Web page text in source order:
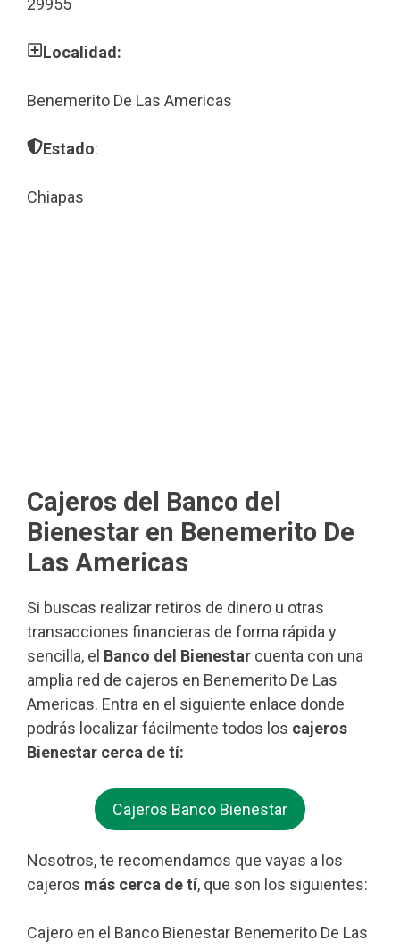
29955
Localidad:
Benemerito De Las Americas
Estado:
Chiapas
Cajeros del Banco del
Bienestar en Benemerito De
Las Americas
Si buscas realizar retiros de dinero u otras
transacciones financieras de forma rápida y
sencilla, el Banco del Bienestar cuenta con una
amplia red de cajeros en Benemerito De Las
Americas. Entra en el siguiente enlace donde
podrás localizar fácilmente todos los cajeros
Bienestar cerca de tí:
Cajeros Banco Bienestar
Nosotros, te recomendamos que vayas a los
cajeros más cerca de tí, que son los siguientes:
Cajero en el Banco Bienestar Benemerito De Las